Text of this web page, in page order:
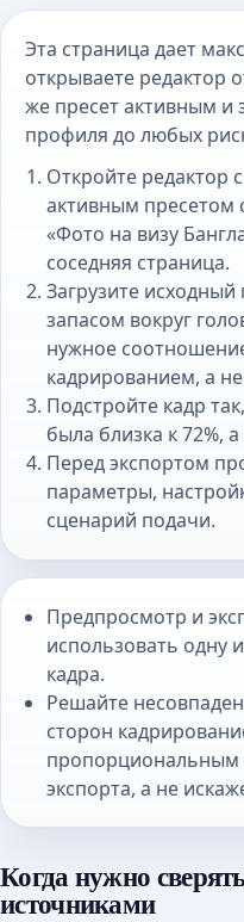
Эта страница дает
открываете редактор
же пресет активным и
профиля до любых
Откройте редактор
активным пресетом
«Фото на визу
соседняя страница.
Загрузите
запасом вокруг
нужное
кадрированием, а
Подстройте кадр
была близка к 72%,
Перед экспортом
параметры,
сценарий подачи.
Предпросмотр и
использовать одну
кадра.
Решайте
сторон
экспорта, а не
Когда нужно
источниками